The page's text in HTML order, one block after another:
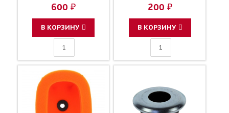
110090000601
110090000501
F45300001
600 ₽
В КОРЗИНУ
200 ₽
В КОРЗИНУ